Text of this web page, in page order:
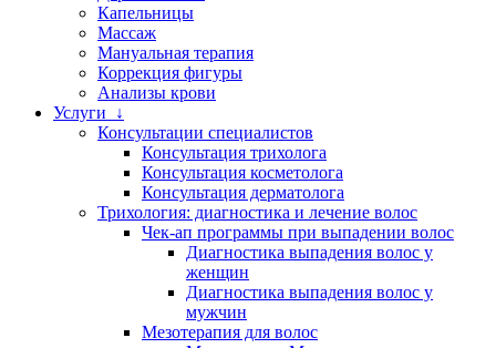
Капельницы
Массаж
Мануальная терапия
Коррекция фигуры
Анализы крови
Услуги ↓
Консультации специалистов
Консультация трихолога
Консультация косметолога
Консультация дерматолога
Трихология: диагностика и лечение волос
Чек-ап программы при выпадении волос
Диагностика выпадения волос у
женщин
Диагностика выпадения волос у
мужчин
Мезотерапия для волос